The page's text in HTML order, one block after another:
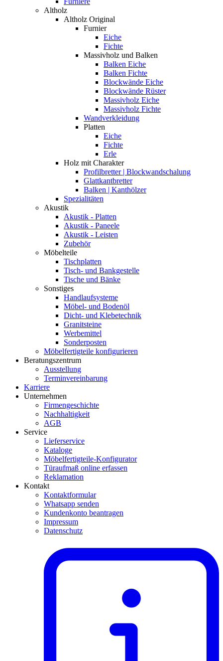
Altholz
Altholz Original
Furnier
Eiche
Fichte
Massivholz und Balken
Balken Eiche
Balken Fichte
Blockwände Eiche
Blockwände Rüster
Massivholz Eiche
Massivholz Fichte
Wandverkleidung
Platten
Eiche
Fichte
Erle
Holz mit Charakter
Profilbretter | Blockwandschalung
Glattkantbretter
Balken | Kanthölzer
Spezialitäten
Akustik
Akustik - Platten
Akustik - Paneele
Akustik - Leisten
Zubehör
Möbelteile
Tischplatten
Tisch- und Bankgestelle
Tische und Bänke
Sonstiges
Handlaufsysteme
Möbel- und Bodenöl
Dicht- und Klebetechnik
Granitsteine
Werbemittel
Sonderposten
Möbelfertigteile konfigurieren
Beratungszentrum
Ausstellung
Terminvereinbarung
Karriere
Unternehmen
Firmengeschichte
Nachhaltigkeit
AGB
Service
Lieferservice
Kataloge
Möbelfertigteile-Konfigurator
Türaufmaß online erfassen
Reklamation
Kontakt
Kontaktformular
Whatsapp senden
Kundenkonto beantragen
Impressum
Datenschutz